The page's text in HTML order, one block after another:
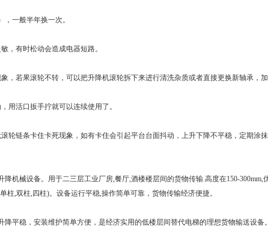
一般半年换一次。
，有时松动会造成电器短路。
，若果滚轮不转，可以把升降机滚轮拆下来进行清洗杂质或者直接更换新轴承，加
用活口扳手拧就可以连续使用了。
轮链条卡住卡死现象，如有卡住会引起平台台面抖动，上升下降不平稳，定期涂
机械设备。用于二三层工业厂房,餐厅,酒楼楼层间的货物传输.高度在150-300mm,
柱,双柱,四柱)。设备运行平稳,操作简单可靠，货物传输经济便捷。
降平稳，安装维护简单方便，是经济实用的低楼层间替代电梯的理想货物输送设备